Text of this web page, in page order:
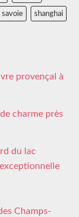
savoie shanghai
provençal à
charme près
du lac
Champs-